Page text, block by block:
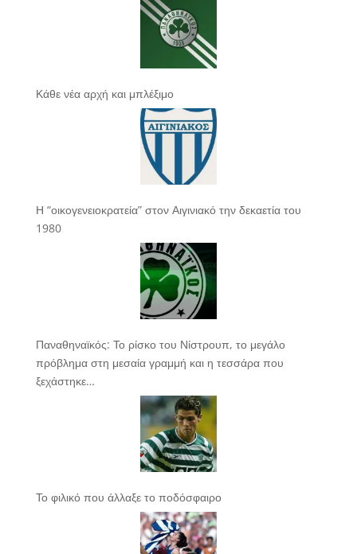
Κάθε νέα αρχή και μπλέξιμο
Η “οικογενειοκρατεία” στον Αιγινιακό την δεκαετία του
1980
Παναθηναϊκός: Το ρίσκο του Νίστρουπ, το μεγάλο
πρόβλημα στη μεσαία γραμμή και η τεσσάρα που
ξεχάστηκε…
Το φιλικό που άλλαξε το ποδόσφαιρο